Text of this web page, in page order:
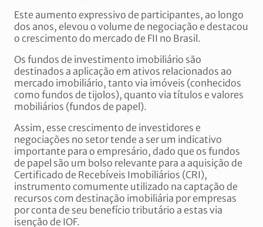
Este aumento expressivo de participantes, ao longo
dos anos, elevou o volume de negociação e destacou
o crescimento do mercado de FII no Brasil.
Os fundos de investimento imobiliário são
destinados a aplicação em ativos relacionados ao
mercado imobiliário, tanto via imóveis (conhecidos
como fundos de tijolos), quanto via títulos e valores
mobiliários (fundos de papel).
Assim, esse crescimento de investidores e
negociações no setor tende a ser um indicativo
importante para o empresário, dado que os fundos
de papel são um bolso relevante para a aquisição de
Certificado de Recebíveis Imobiliários (CRI),
instrumento comumente utilizado na captação de
recursos com destinação imobiliária por empresas
por conta de seu benefício tributário a estas via
isenção de IOF.